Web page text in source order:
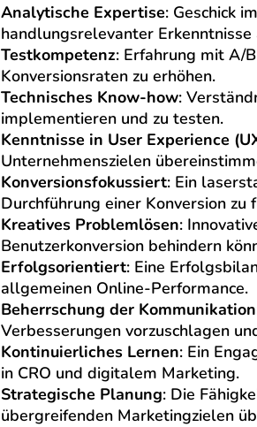
Analytische Expertise: Geschick
handlungsrelevanter
Testkompetenz: Erfahrung mit A/
Konversionsraten zu erhöhen.
Technisches Know-how:
implementieren und zu testen.
Kenntnisse in User Experience
Unternehmenszielen
Konversionsfokussiert: Ein
Durchführung einer Konversion zu
Kreatives Problemlösen:
Benutzerkonversion behindern
Erfolgsorientiert: Eine
allgemeinen Online-Performance.
Beherrschung der Kommunikation
Verbesserungen vorzuschlagen
Kontinuierliches Lernen: Ein
in CRO und digitalem Marketing.
Strategische Planung: Die
übergreifenden Marketingzielen